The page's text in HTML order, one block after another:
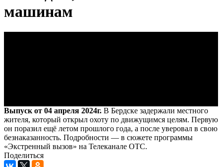
машинам
Выпуск от 04 апреля 2024г. В Бердске задержали местного
жителя, который открыл охоту по движущимся целям. Первую
он поразил ещё летом прошлого года, а после уверовал в свою
безнаказанность. Подробности — в сюжете программы
«Экстренный вызов» на Телеканале ОТС.
Поделиться